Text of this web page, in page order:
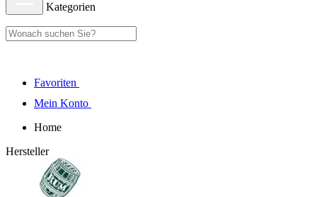
Kategorien
Favoriten
Mein Konto
Home
Hersteller